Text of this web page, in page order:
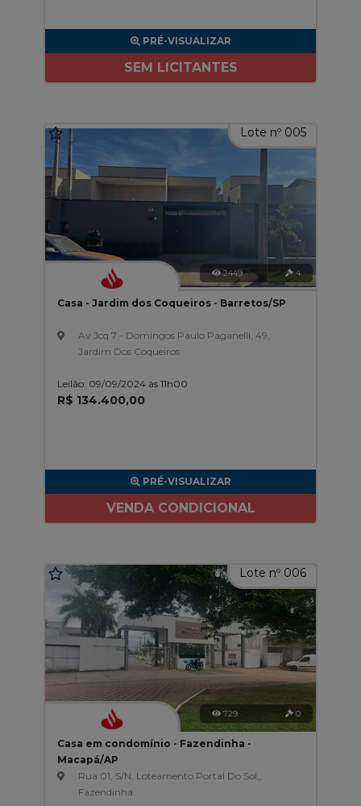
PRÉ-VISUALIZAR
SEM LICITANTES
Lote nº 005
2449 4
Casa - Jardim dos Coqueiros - Barretos/SP
Av Jcq 7 - Domingos Paulo Paganelli, 49,
Jardim Dos Coqueiros
Leilão: 09/09/2024 às 11h00
R$ 134.400,00
PRÉ-VISUALIZAR
VENDA CONDICIONAL
Lote nº 006
729 0
Casa em condomínio - Fazendinha -
Macapá/AP
Rua 01, S/N, Loteamento Portal Do Sol,,
Fazendinha